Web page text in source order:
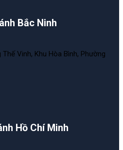
Bắc Ninh
Vinh, Khu Hòa Bình, Phường
Hồ Chí Minh